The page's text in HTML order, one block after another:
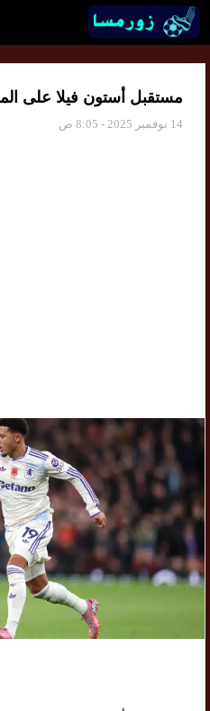
مستقبل أستون فيلا على
14 نوفمبر 2025 - 8:05 ص